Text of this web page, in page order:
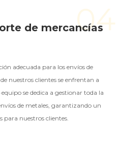
04
de mercancías
adecuada para los envíos de
nuestros clientes se enfrentan a
se dedica a gestionar toda la
de metales, garantizando un
para nuestros clientes.